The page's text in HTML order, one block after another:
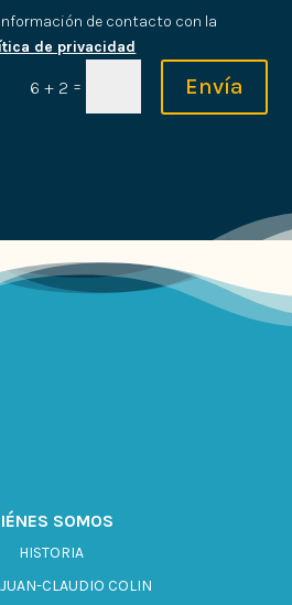
de contacto con la
de privacidad
6 + 2 = Envía
SOMOS
HISTORIA
CLAUDIO COLIN